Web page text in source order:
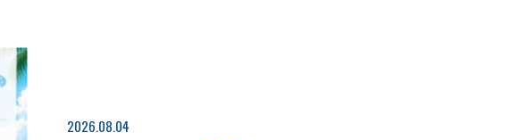
2026.08.04